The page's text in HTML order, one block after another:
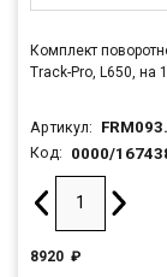
Комплект
Track-Pro, L650, на
Артикул:
Код: 0000/
8920 ₽